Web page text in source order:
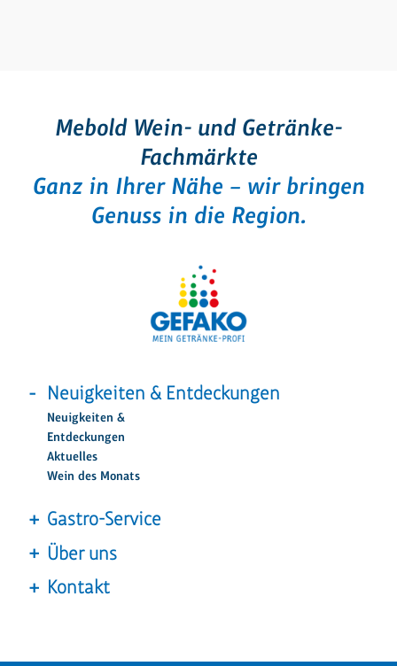
Mebold Wein- und Getränke-
Fachmärkte
Ganz in Ihrer Nähe – wir bringen
Genuss in die Region.
Neuigkeiten & Entdeckungen
Neuigkeiten &
Entdeckungen
Aktuelles
Wein des Monats
Gastro-Service
Über uns
Kontakt